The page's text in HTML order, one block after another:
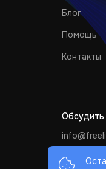
Блог
Помощь
Контакты
Обсудить
+7 (499)